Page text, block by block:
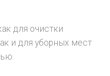
для очистки
и для уборных мест